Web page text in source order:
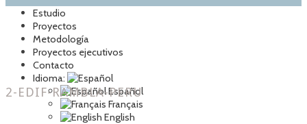
Estudio
Proyectos
Metodología
Proyectos ejecutivos
Contacto
Idioma:
Español
Français
English
2-EDIF-RAMBLA-PERU